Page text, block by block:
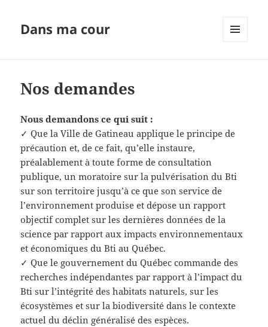
Dans ma cour
Nos demandes
Nous demandons ce qui suit :
✓ Que la Ville de Gatineau applique le principe de
précaution et, de ce fait, qu’elle instaure,
préalablement à toute forme de consultation
publique, un moratoire sur la pulvérisation du Bti
sur son territoire jusqu’à ce que son service de
l’environnement produise et dépose un rapport
objectif complet sur les dernières données de la
science par rapport aux impacts environnementaux
et économiques du Bti au Québec.
✓ Que le gouvernement du Québec commande des
recherches indépendantes par rapport à l’impact du
Bti sur l’intégrité des habitats naturels, sur les
écosystèmes et sur la biodiversité dans le contexte
actuel du déclin généralisé des espèces.